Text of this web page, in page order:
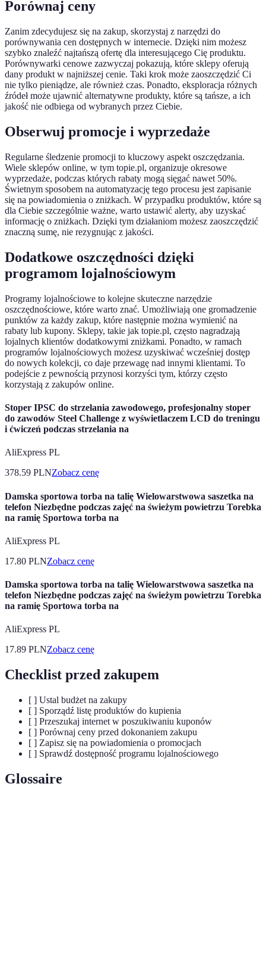
Porównaj ceny
Zanim zdecydujesz się na zakup, skorzystaj z narzędzi do
porównywania cen dostępnych w internecie. Dzięki nim możesz
szybko znaleźć najtańszą ofertę dla interesującego Cię produktu.
Porównywarki cenowe zazwyczaj pokazują, które sklepy oferują
dany produkt w najniższej cenie. Taki krok może zaoszczędzić Ci
nie tylko pieniądze, ale również czas. Ponadto, eksploracja różnych
źródeł może ujawnić alternatywne produkty, które są tańsze, a ich
jakość nie odbiega od wybranych przez Ciebie.
Obserwuj promocje i wyprzedaże
Regularne śledzenie promocji to kluczowy aspekt oszczędzania.
Wiele sklepów online, w tym topie.pl, organizuje okresowe
wyprzedaże, podczas których rabaty mogą sięgać nawet 50%.
Świetnym sposobem na automatyzację tego procesu jest zapisanie
się na powiadomienia o zniżkach. W przypadku produktów, które są
dla Ciebie szczególnie ważne, warto ustawić alerty, aby uzyskać
informację o zniżkach. Dzięki tym działaniom możesz zaoszczędzić
znaczną sumę, nie rezygnując z jakości.
Dodatkowe oszczędności dzięki
programom lojalnościowym
Programy lojalnościowe to kolejne skuteczne narzędzie
oszczędnościowe, które warto znać. Umożliwiają one gromadzenie
punktów za każdy zakup, które następnie można wymienić na
rabaty lub kupony. Sklepy, takie jak topie.pl, często nagradzają
lojalnych klientów dodatkowymi zniżkami. Ponadto, w ramach
programów lojalnościowych możesz uzyskiwać wcześniej dostęp
do nowych kolekcji, co daje przewagę nad innymi klientami. To
podejście z pewnością przynosi korzyści tym, którzy często
korzystają z zakupów online.
Stoper IPSC do strzelania zawodowego, profesjonalny stoper
do zawodów Steel Challenge z wyświetlaczem LCD do treningu
i ćwiczeń podczas strzelania na
AliExpress PL
378.59 PLNZobacz cenę
Damska sportowa torba na talię Wielowarstwowa saszetka na
telefon Niezbędne podczas zajęć na świeżym powietrzu Torebka
na ramię Sportowa torba na
AliExpress PL
17.80 PLNZobacz cenę
Damska sportowa torba na talię Wielowarstwowa saszetka na
telefon Niezbędne podczas zajęć na świeżym powietrzu Torebka
na ramię Sportowa torba na
AliExpress PL
17.89 PLNZobacz cenę
Checklist przed zakupem
[ ] Ustal budżet na zakupy
[ ] Sporządź listę produktów do kupienia
[ ] Przeszukaj internet w poszukiwaniu kuponów
[ ] Porównaj ceny przed dokonaniem zakupu
[ ] Zapisz się na powiadomienia o promocjach
[ ] Sprawdź dostępność programu lojalnościowego
Glossaire